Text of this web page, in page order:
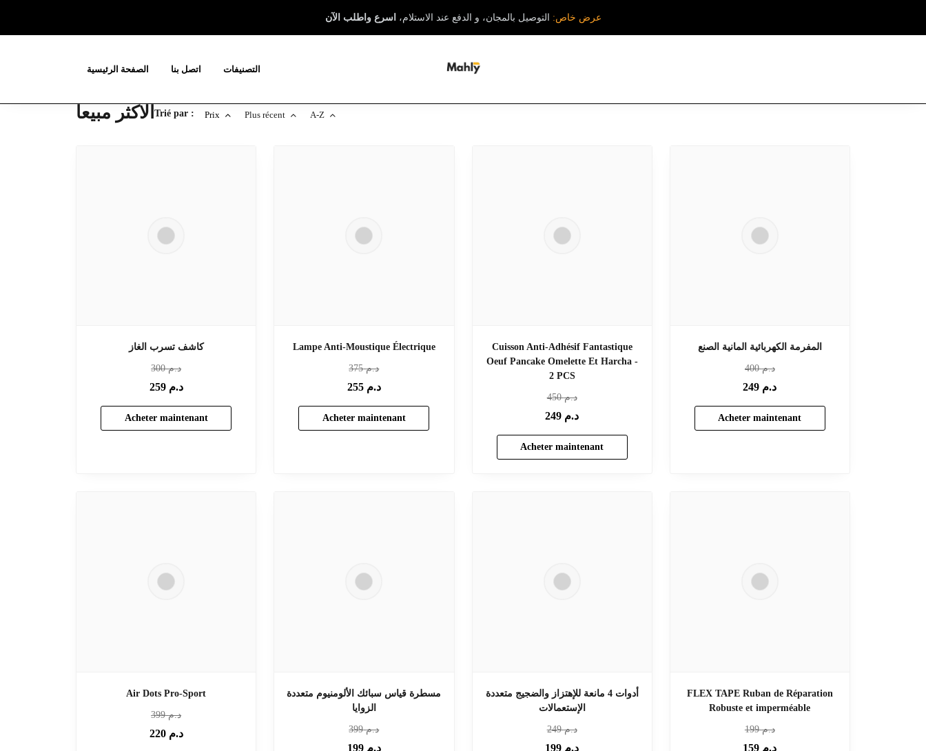
عرض خاص: التوصيل بالمجان، و الدفع عند الاستلام، اسرع واطلب الآن
الصفحة الرئيسية اتصل بنا التصنيفات
الاكثر مبيعا Trié par : Prix Plus récent A-Z
كاشف تسرب الغاز
300 د.م
259 د.م
Acheter maintenant
Lampe Anti-Moustique Électrique
375 د.م
255 د.م
Acheter maintenant
Cuisson Anti-Adhésif Fantastique
Oeuf Pancake Omelette Et Harcha -
2 PCS
450 د.م
249 د.م
Acheter maintenant
المفرمة الكهربائية المانية الصنع
400 د.م
249 د.م
Acheter maintenant
Air Dots Pro-Sport
399 د.م
220 د.م
مسطرة قياس سبائك الألومنيوم متعددة
الزوايا
399 د.م
199 د.م
أدوات 4 مانعة للإهتزاز والضجيج متعددة
الإستعمالات
249 د.م
199 د.م
FLEX TAPE Ruban de Réparation
Robuste et imperméable
199 د.م
159 د.م